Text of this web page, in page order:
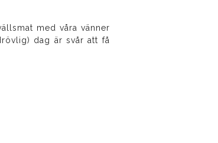
med våra vänner
dag är svår att få